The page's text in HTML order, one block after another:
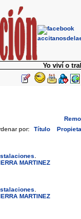
Yo viví o
por:
Título
MARTINEZ
MARTINEZ